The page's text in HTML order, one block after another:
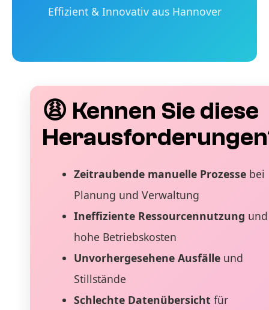
Effizient & Innovativ aus Hannover
😩 Kennen Sie diese
Zeitraubende manuelle Prozessebei
Planung und Verwaltung
Ineffiziente Ressourcennutzung und
hohe Betriebskosten
Unvorhergesehene Ausfälleund
Stillstände
Schlechte Datenübersicht für